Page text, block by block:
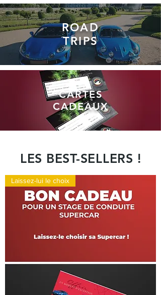
ROAD
TRIPS
CARTES
CADEAUX
LES BEST-SELLERS !
Laissez-lui le choix